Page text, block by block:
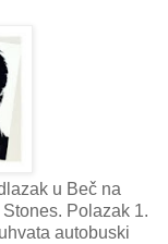
u Beč na
Polazak 1.
autobuski